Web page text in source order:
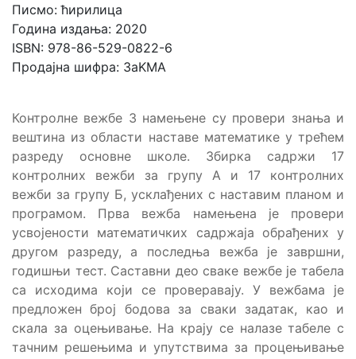
Писмо: ћирилица
Година издања: 2020
ISBN: 978-86-529-0822-6
Продајна шифра: 3aKMA
Контролне вежбе 3 намењене су провери знања и
вештина из области наставе математике у трећем
разреду основне школе. Збирка садржи 17
контролних вежби за групу А и 17 контролних
вежби за групу Б, усклађених с наставим планом и
програмом. Прва вежба намењена је провери
усвојености математичких садржаја обрађених у
другом разреду, а последња вежба је завршни,
годишњи тест. Саставни део сваке вежбе је табела
са исходима који се проверавају. У вежбама је
предложен број бодова за сваки задатак, као и
скала за оцењивање. На крају се налазе табеле с
тачним решењима и упутствима за процењивање